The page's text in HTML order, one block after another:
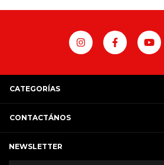
CATEGORÍAS
CONTACTÁNOS
NEWSLETTER